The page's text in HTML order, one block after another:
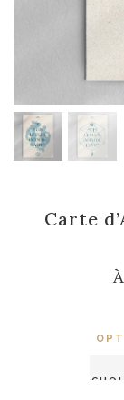
Carte